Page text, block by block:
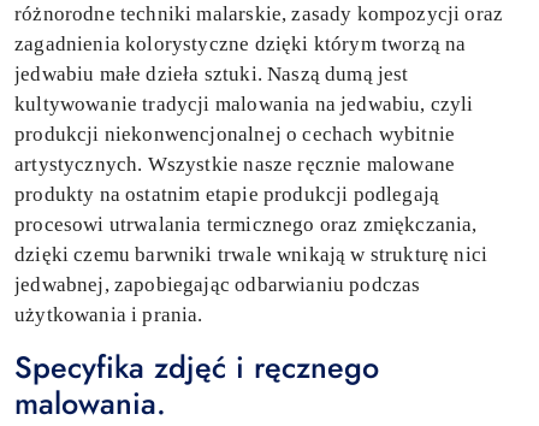
różnorodne techniki malarskie, zasady kompozycji oraz
zagadnienia kolorystyczne dzięki którym tworzą na
jedwabiu małe dzieła sztuki. Naszą dumą jest
kultywowanie tradycji malowania na jedwabiu, czyli
produkcji niekonwencjonalnej o cechach wybitnie
artystycznych. Wszystkie nasze ręcznie malowane
produkty na ostatnim etapie produkcji podlegają
procesowi utrwalania termicznego oraz zmiękczania,
dzięki czemu barwniki trwale wnikają w strukturę nici
jedwabnej, zapobiegając odbarwianiu podczas
użytkowania i prania.
Specyfika zdjęć i ręcznego
malowania.